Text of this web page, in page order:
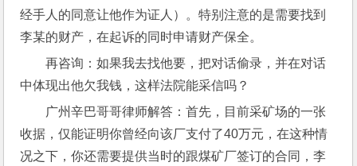
经手人的同意让他作为证人）。特别注意的是需要找到
李某的财产，在起诉的同时申请财产保全。
再咨询：如果我去找他要，把对话偷录，并在对话
中体现出他欠我钱，这样法院能采信吗？
广州辛巴哥哥律师解答：首先，目前采矿场的一张
收据，仅能证明你曾经向该厂支付了40万元，在这种情
况之下，你还需要提供当时的跟煤矿厂签订的合同，李